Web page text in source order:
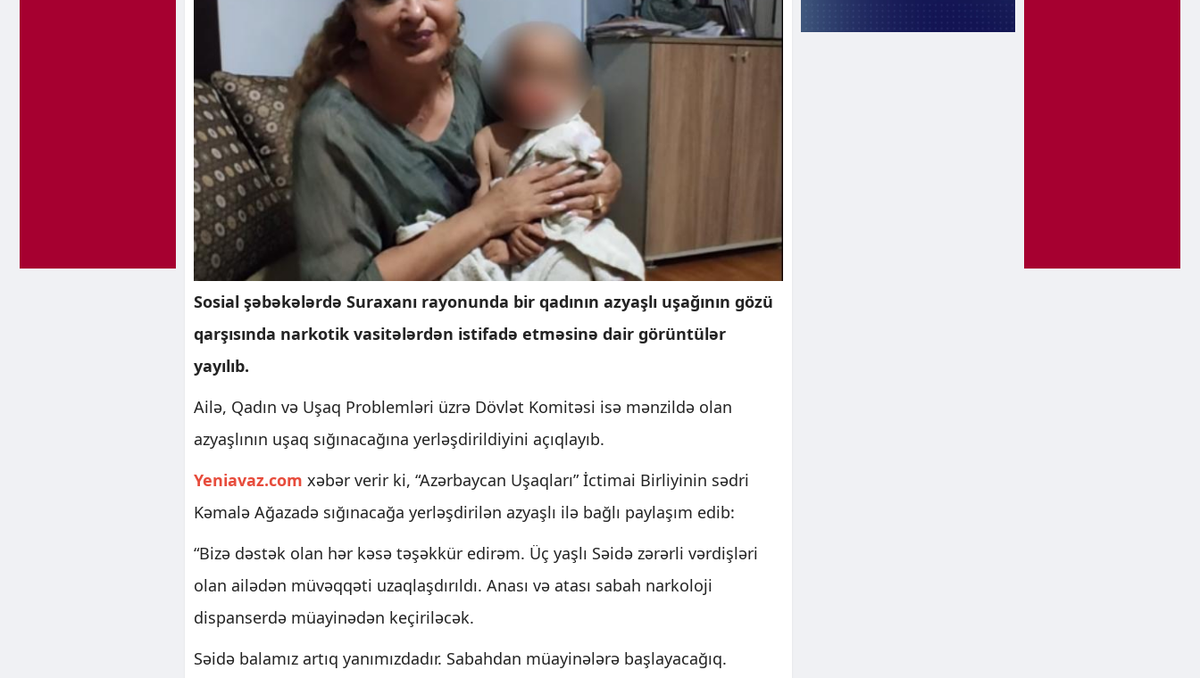
Sosial şəbəkələrdə Suraxanı rayonunda bir qadının azyaşlı uşağının gözü
qarşısında narkotik vasitələrdən istifadə etməsinə dair görüntülər
yayılıb.
Ailə, Qadın və Uşaq Problemləri üzrə Dövlət Komitəsi isə mənzildə olan
azyaşlının uşaq sığınacağına yerləşdirildiyini açıqlayıb.
Yeniavaz.com xəbər verir ki, “Azərbaycan Uşaqları” İctimai Birliyinin sədri
Kəmalə Ağazadə sığınacağa yerləşdirilən azyaşlı ilə bağlı paylaşım edib:
“Bizə dəstək olan hər kəsə təşəkkür edirəm. Üç yaşlı Səidə zərərli vərdişləri
olan ailədən müvəqqəti uzaqlaşdırıldı. Anası və atası sabah narkoloji
dispanserdə müayinədən keçiriləcək.
Səidə balamız artıq yanımızdadır. Sabahdan müayinələrə başlayacağıq.